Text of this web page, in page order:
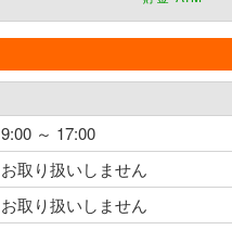
9:00 ～ 17:00
お取り扱いしません
お取り扱いしません